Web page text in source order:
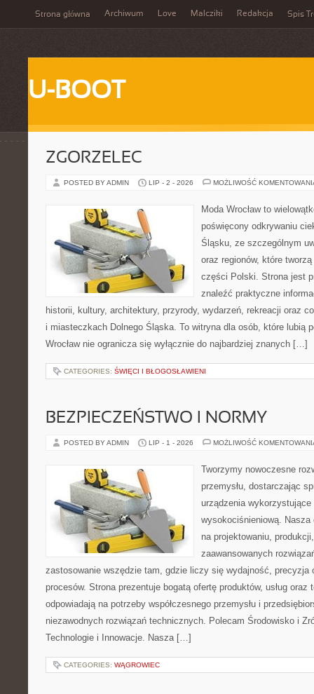
Strona główna Archiwum Love Malcziki Redakcja Spis
U-BOOT
ZGORZELEC
POSTED BY ADMIN LIP - 2 - 2026 MOŻLIWOŚĆ
Moda Wrocław to
poświęcony odkrywaniu
Śląsku, ze szczególnym
oraz regionów, które
części Polski. Strona jest
znaleźć praktyczne
historii, kultury, architektury, przyrody, wydarzeń, rekreacji oraz
i miasteczkach Dolnego Śląska. To witryna dla osób, które lubią
Wrocław nie ogranicza się wyłącznie do najbardziej znanych […]
CATEGORIES: ŚWIĘCI I BŁOGOSŁAWIENI
BEZPIECZEŃSTWO I NORMY
POSTED BY ADMIN LIP - 1 - 2026 MOŻLIWOŚĆ
Tworzymy nowoczesne
przemysłu, dostarczając
urządzenia wykorzystujące
wysokociśnieniową. Nasza
na projektowaniu,
zaawansowanych
zastosowanie wszędzie tam, gdzie liczy się wydajność, precyzja
procesów. Strona prezentuje bogatą ofertę produktów, usług oraz
odpowiadają na potrzeby współczesnego przemysłu i
niezawodnych rozwiązań technicznych. Polecam Środowisko i
Technologie i Innowacje. Nasza […]
CATEGORIES: WĄGROWIEC